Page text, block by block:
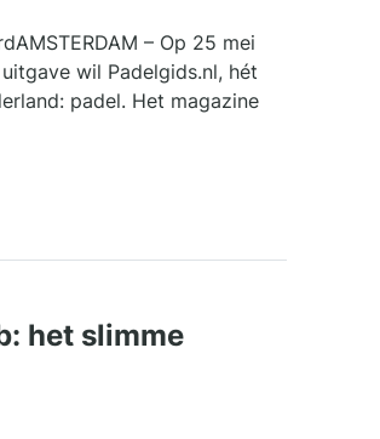
– Op 25 mei
wil Padelgids.nl, hét
padel. Het magazine
het slimme